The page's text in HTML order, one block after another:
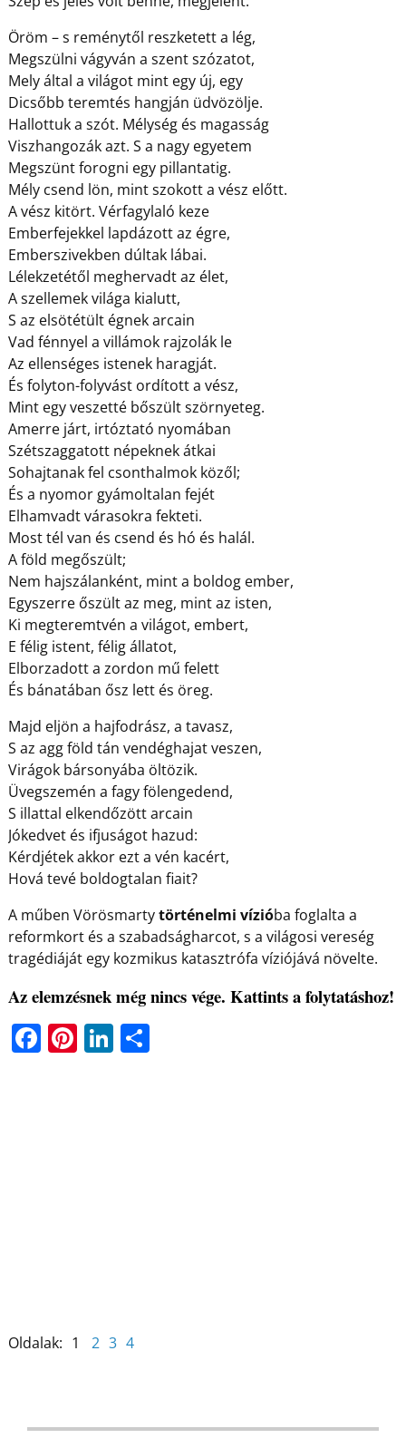
Öröm – s reménytől reszketett a lég,
Megszülni vágyván a szent szózatot,
Mely által a világot mint egy új, egy
Dicsőbb teremtés hangján üdvözölje.
Hallottuk a szót. Mélység és magasság
Viszhangozák azt. S a nagy egyetem
Megszünt forogni egy pillantatig.
Mély csend lön, mint szokott a vész előtt.
A vész kitört. Vérfagylaló keze
Emberfejekkel lapdázott az égre,
Emberszivekben dúltak lábai.
Lélekzetétől meghervadt az élet,
A szellemek világa kialutt,
S az elsötétült égnek arcain
Vad fénnyel a villámok rajzolák le
Az ellenséges istenek haragját.
És folyton-folyvást ordított a vész,
Mint egy veszetté bőszült szörnyeteg.
Amerre járt, irtóztató nyomában
Szétszaggatott népeknek átkai
Sohajtanak fel csonthalmok közől;
És a nyomor gyámoltalan fejét
Elhamvadt várasokra fekteti.
Most tél van és csend és hó és halál.
A föld megőszült;
Nem hajszálanként, mint a boldog ember,
Egyszerre őszült az meg, mint az isten,
Ki megteremtvén a világot, embert,
E félig istent, félig állatot,
Elborzadott a zordon mű felett
És bánatában ősz lett és öreg.
Majd eljön a hajfodrász, a tavasz,
S az agg föld tán vendéghajat veszen,
Virágok bársonyába öltözik.
Üvegszemén a fagy fölengedend,
S illattal elkendőzött arcain
Jókedvet és ifjuságot hazud:
Kérdjétek akkor ezt a vén kacért,
Hová tevé boldogtalan fiait?
A műben Vörösmartytörténelmi vízióba foglalta a
reformkort és a szabadságharcot, s a világosi vereség
tragédiáját egy kozmikus katasztrófa víziójává növelte.
Az elemzésnek még nincs vége. Kattints a folytatáshoz!
F Pi Li O
Oldalak: 1 2 3 4